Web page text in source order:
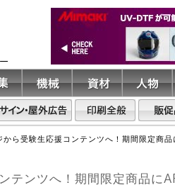
ら受験生応援コンテンツへ！期間限定商
ンツへ！期間限定商品に